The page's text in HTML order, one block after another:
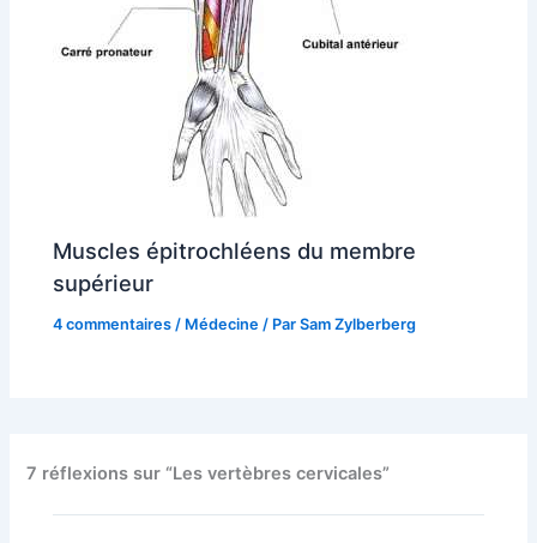
Muscles épitrochléens du membre
supérieur
4 commentaires / Médecine / ParSam Zylberberg
7 réflexions sur “Les vertèbres cervicales”